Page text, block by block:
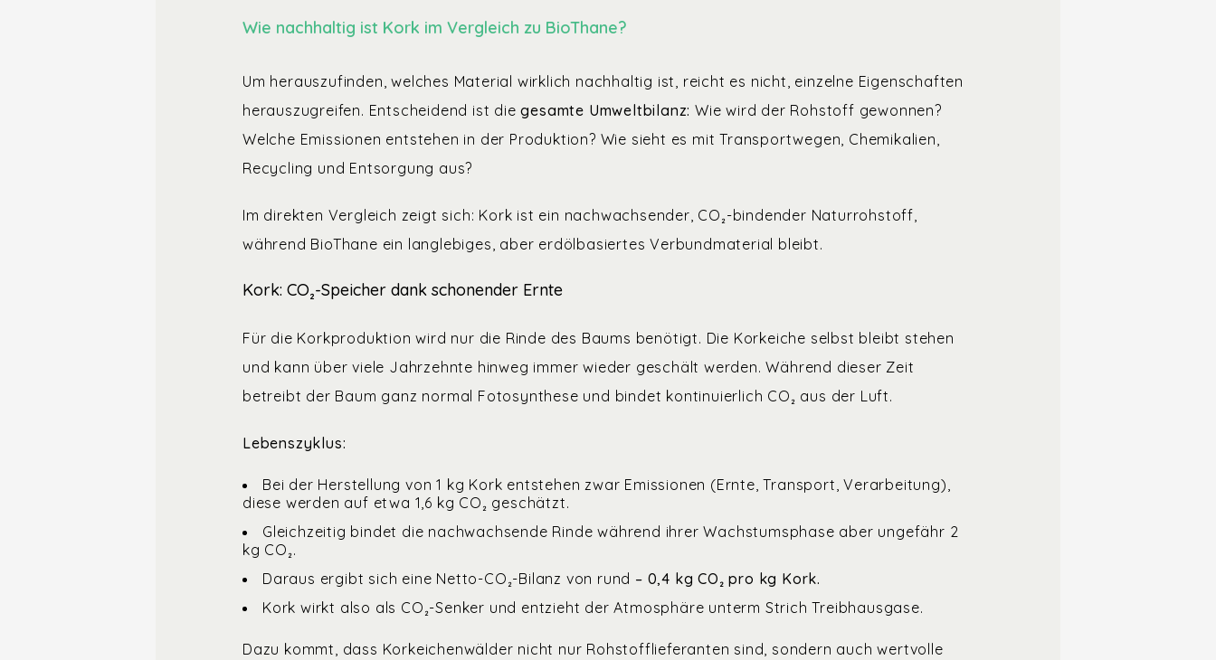
Wie nachhaltig ist Kork im Vergleich zu BioThane?
Um herauszufinden, welches Material wirklich nachhaltig ist, reicht es nicht, einzelne Eigenschaften
herauszugreifen. Entscheidend ist diegesamte Umweltbilanz: Wie wird der Rohstoff gewonnen?
Welche Emissionen entstehen in der Produktion? Wie sieht es mit Transportwegen, Chemikalien,
Recycling und Entsorgung aus?
Im direkten Vergleich zeigt sich: Kork ist ein nachwachsender, CO₂-bindender Naturrohstoff,
während BioThane ein langlebiges, aber erdölbasiertes Verbundmaterial bleibt.
Kork: CO₂-Speicher dank schonender Ernte
Für die Korkproduktion wird nur die Rinde des Baums benötigt. Die Korkeiche selbst bleibt stehen
und kann über viele Jahrzehnte hinweg immer wieder geschält werden. Während dieser Zeit
betreibt der Baum ganz normal Fotosynthese und bindet kontinuierlich CO₂ aus der Luft.
Lebenszyklus:
Bei der Herstellung von 1 kg Kork entstehen zwar Emissionen (Ernte, Transport, Verarbeitung),
diese werden auf etwa 1,6 kg CO₂ geschätzt.
Gleichzeitig bindet die nachwachsende Rinde während ihrer Wachstumsphase aber ungefähr 2
kg CO₂.
Daraus ergibt sich eine Netto-CO₂-Bilanz von rund – 0,4 kg CO₂ pro kg Kork.
Kork wirkt also als CO₂-Senker und entzieht der Atmosphäre unterm Strich Treibhausgase.
Dazu kommt, dass Korkeichenwälder nicht nur Rohstofflieferanten sind, sondern auch wertvolle